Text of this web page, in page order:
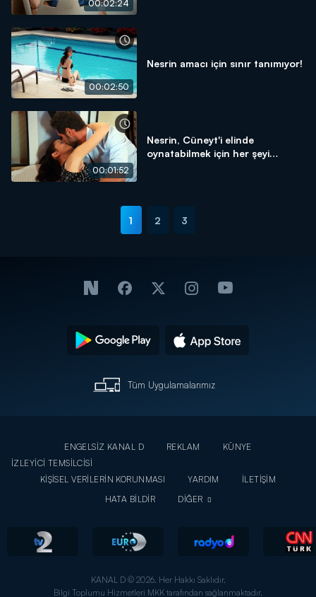
00:02:24
00:02:50
Nesrin amacı için sınır tanımıyor!
00:01:52
Nesrin, Cüneyt'i elinde
oynatabilmek için her şeyi
1 2 3
Tüm Uygulamalarımız
ENGELSİZ KANAL D REKLAM
KÜNYE
İZLEYİCİ TEMSİLCİSİ
KİŞİSEL VERİLERİN KORUNMASI
YARDIM
İLETİŞİM
HATA BİLDİR
DİĞER
KANAL D © 2026. Her Hakkı Saklıdır.
Bilgi Toplumu Hizmetleri MKK tarafından sağlanmaktadır.